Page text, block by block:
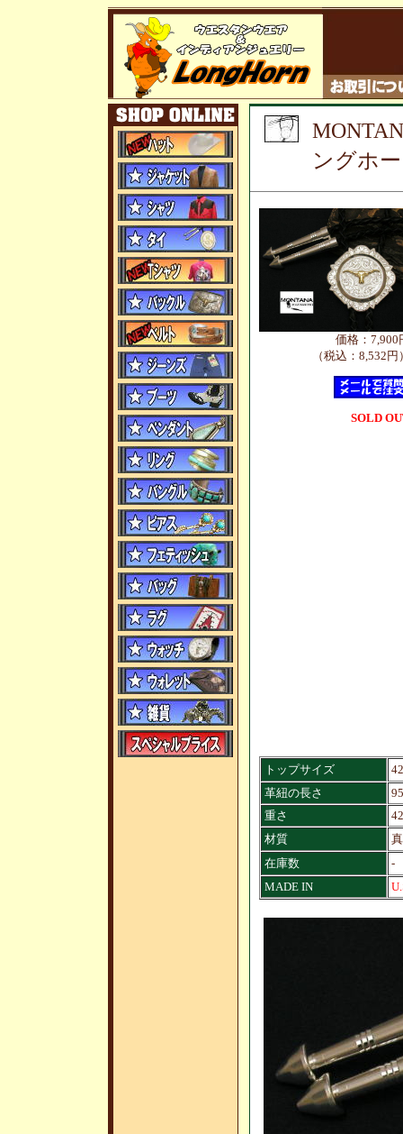
ングホ
価格：7,900
（税込：8,532円
SOLD
トップサイズ
革紐の長さ
重さ
材質
在庫数
-
MADE IN